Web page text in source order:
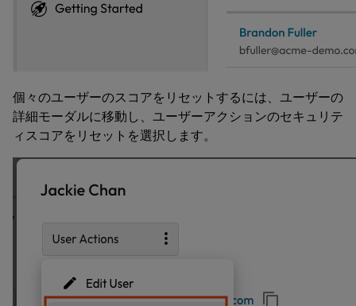
個々のユーザーのスコアをリセットするには、 ユーザーの
詳細モーダルに移動し、 ユーザーアクションのセキュリテ
ィスコアをリセット を選択します。